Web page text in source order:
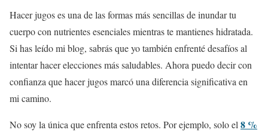
Hacer jugos es una de las formas más sencillas de inundar tu
cuerpo con nutrientes esenciales mientras te mantienes hidratada.
Si has leído mi blog, sabrás que yo también enfrenté desafíos al
intentar hacer elecciones más saludables. Ahora puedo decir con
confianza que hacer jugos marcó una diferencia significativa en
mi camino.
No soy la única que enfrenta estos retos. Por ejemplo, solo el 8 %